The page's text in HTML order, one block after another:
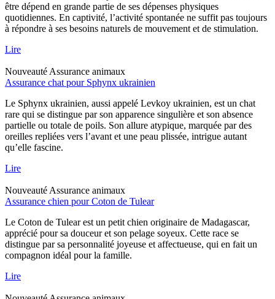
être dépend en grande partie de ses dépenses physiques
quotidiennes. En captivité, l’activité spontanée ne suffit pas toujours
à répondre à ses besoins naturels de mouvement et de stimulation.
Lire
Nouveauté Assurance animaux
Assurance chat pour Sphynx ukrainien
Le Sphynx ukrainien, aussi appelé Levkoy ukrainien, est un chat
rare qui se distingue par son apparence singulière et son absence
partielle ou totale de poils. Son allure atypique, marquée par des
oreilles repliées vers l’avant et une peau plissée, intrigue autant
qu’elle fascine.
Lire
Nouveauté Assurance animaux
Assurance chien pour Coton de Tulear
Le Coton de Tulear est un petit chien originaire de Madagascar,
apprécié pour sa douceur et son pelage soyeux. Cette race se
distingue par sa personnalité joyeuse et affectueuse, qui en fait un
compagnon idéal pour la famille.
Lire